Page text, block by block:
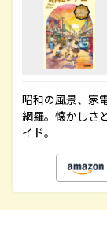
昭和の風景、家
網羅。懐かしさ
イド。